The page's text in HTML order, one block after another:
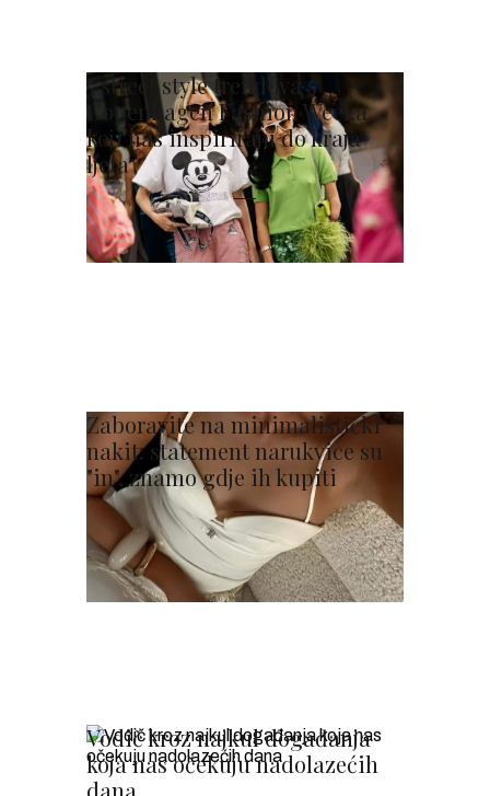
5 street style trendova s
Copenhagen Fashion Weeka
koji nas inspiriraju do kraja
ljeta
Zaboravite na minimalistički
nakit: statement narukvice su
"in", znamo gdje ih kupiti
Vodič kroz najkul događanja
koja nas očekuju nadolazećih